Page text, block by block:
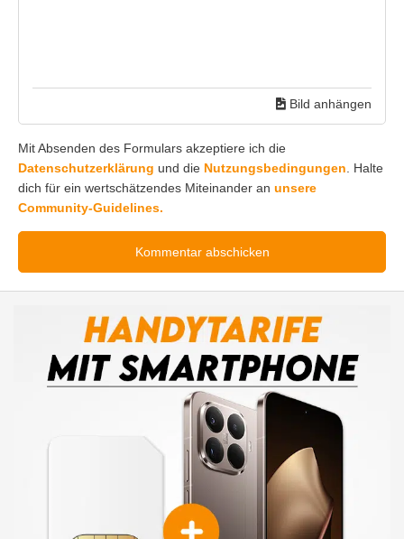
Bild anhängen
Mit Absenden des Formulars akzeptiere ich die
Datenschutzerklärung und die Nutzungsbedingungen . Halte
dich für ein wertschätzendes Miteinander an unsere
Community-Guidelines.